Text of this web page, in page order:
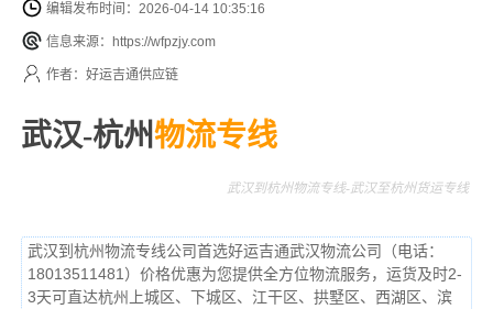
编辑发布时间：2026-04-14 10:35:16
信息来源：https://wfpzjy.com
作者：好运吉通供应链
武汉-杭州物流专线
武汉到杭州物流专线-武汉至杭州货运专线
武汉到杭州物流专线公司首选好运吉通武汉物流公司（电话：
18013511481）价格优惠为您提供全方位物流服务，运货及时2-
3天可直达杭州上城区、下城区、江干区、拱墅区、西湖区、滨